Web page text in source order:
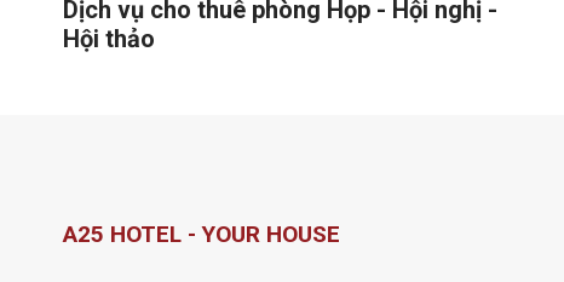
Dịch vụ cho thuê phòng Họp - Hội nghị -
Hội thảo
A25 HOTEL - YOUR HOUSE